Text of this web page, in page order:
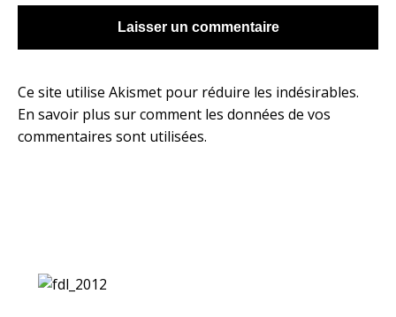
Ce site utilise Akismet pour réduire les indésirables.
En savoir plus sur comment les données de vos
commentaires sont utilisées.